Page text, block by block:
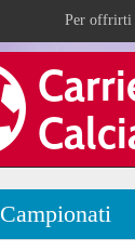
Per offrirti
Campionati